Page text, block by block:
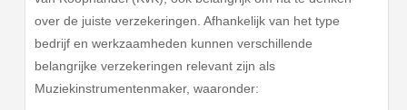
over de juiste verzekeringen. Afhankelijk van het type
bedrijf en werkzaamheden kunnen verschillende
belangrijke verzekeringen relevant zijn als
Muziekinstrumentenmaker, waaronder: